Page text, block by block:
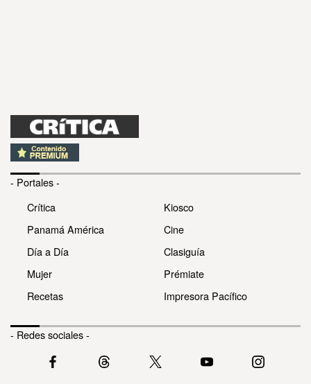
- Portales -
Crítica
Panamá América
Día a Día
Mujer
Recetas
Kiosco
Cine
Clasiguía
Prémiate
Impresora Pacífico
- Redes sociales -